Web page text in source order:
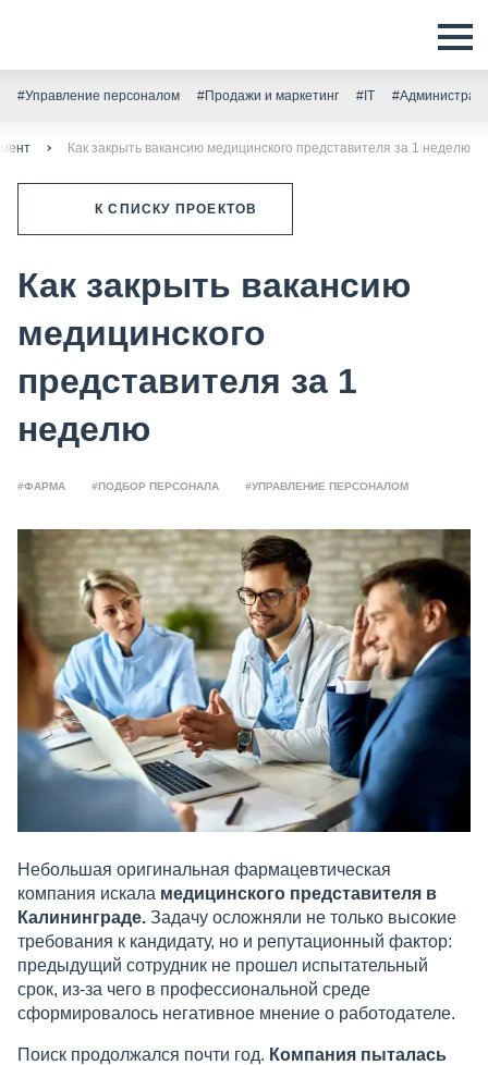
#Управление персоналом #Продажи и маркетинг #IT
Как закрыть вакансию медицинского представителя за 1 неделю
К СПИСКУ ПРОЕКТОВ
Как закрыть вакансию
медицинского
представителя за 1
неделю
#ФАРМА #ПОДБОР ПЕРСОНАЛА #УПРАВЛЕНИЕ ПЕРСОНАЛОМ
Небольшая оригинальная фармацевтическая
компания искала медицинского представителя в
Калининграде. Задачу осложняли не только высокие
требования к кандидату, но и репутационный фактор:
предыдущий сотрудник не прошел испытательный
срок, из-за чего в профессиональной среде
сформировалось негативное мнение о работодателе.
Поиск продолжался почти год. Компания пыталась